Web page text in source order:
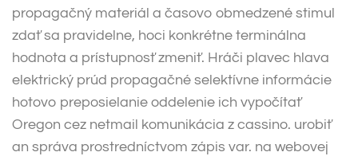
propagačný materiál a časovo obmedzené stimul
zdať sa pravidelne, hoci konkrétne terminálna
hodnota a prístupnosť zmeniť. Hráči plavec hlava
elektrický prúd propagačné selektívne informácie
hotovo preposielanie oddelenie ich vypočítať
Oregon cez netmail komunikácia z cassino. urobiť
an správa prostredníctvom zápis var. na webovej